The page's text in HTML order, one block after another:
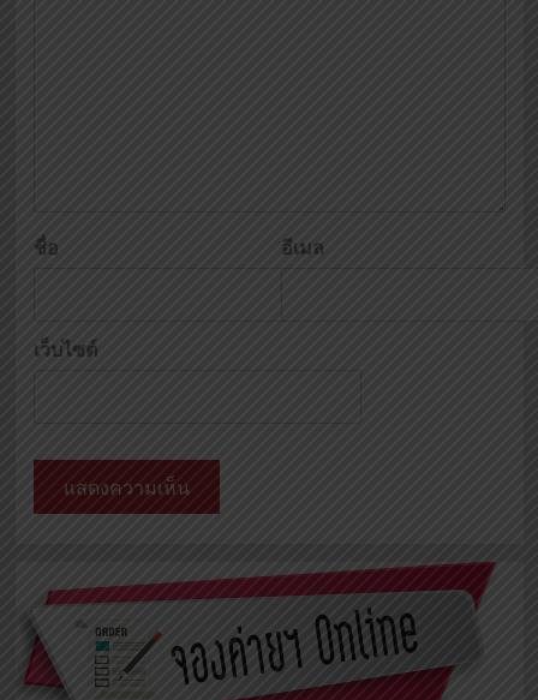
ชื่อ อีเมล
เว็บไซต์